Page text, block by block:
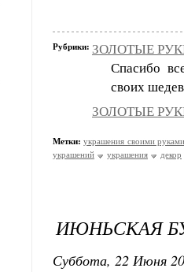
Рубрики: ЗОЛОТЫЕ
Спасибо
своих
ЗОЛОТЫЕ
Метки: украшения своими руками
украшений
украшения декор
ИЮНЬСКАЯ
Суббота, 22 Июня